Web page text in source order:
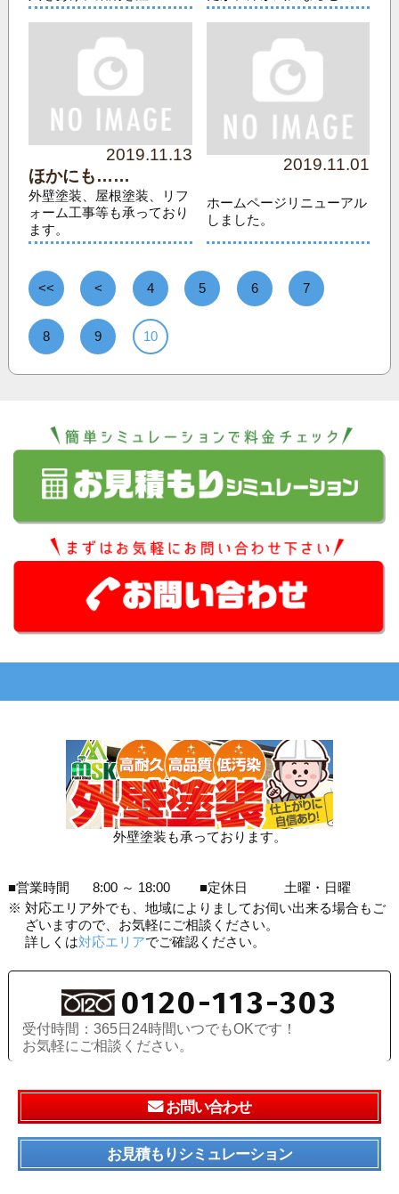
2019.11.13
ほかにも……
外壁塗装、屋根塗装、リフ
ォーム工事等も承っており
ます。
2019.11.01
ホームページリニューアル
しました。
<< < 4 5 6 7
8 9 10
外壁塗装も承っております。
■営業時間 8:00 ～ 18:00 ■定休日
土曜・日曜
※ 対応エリア外でも、地域によりましてお伺い出来る場合もご
ざいますので、お気軽にご相談ください。
詳しくは対応エリアでご確認ください。
0120-113-303
受付時間：365日24時間いつでもOKです！
お気軽にご相談ください。
お問い合わせ
お見積もりシミュレーション